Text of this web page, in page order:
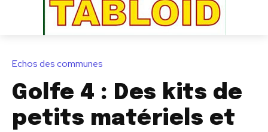
Echos des communes
Golfe 4 : Des kits de
petits matériels et